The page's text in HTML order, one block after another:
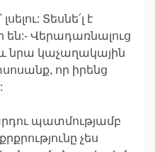
Տեսնե՛լ է
Վերադառնալուց
նրա կաչաղակային
որ իրենց
պատմությամբ
չես